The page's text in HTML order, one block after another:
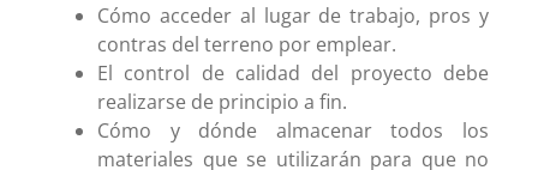
Cómo acceder al lugar de trabajo, pros y
contras del terreno por emplear.
El control de calidad del proyecto debe
realizarse de principio a fin.
Cómo y dónde almacenar todos los
materiales que se utilizarán para que no